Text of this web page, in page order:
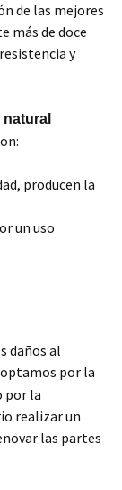
de las mejores
más de doce
y
producen la
un uso
daños al
por la
por la
realizar un
las partes